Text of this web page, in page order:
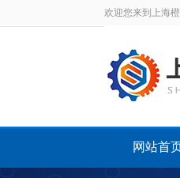
欢迎您来到上海
网站首